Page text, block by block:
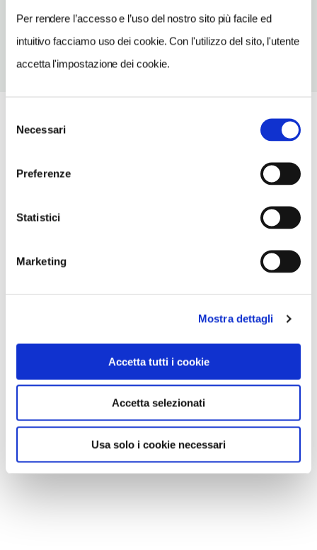
Per rendere l’accesso e l’uso del nostro sito più facile ed
intuitivo facciamo uso dei cookie. Con l'utilizzo del sito, l'utente
accetta l'impostazione dei cookie.
delNecessari
Preferenze
Statistici
Marketing
Mostra dettagli
Accetta tutti i cookie
Accetta selezionati
Usa solo i cookie necessari